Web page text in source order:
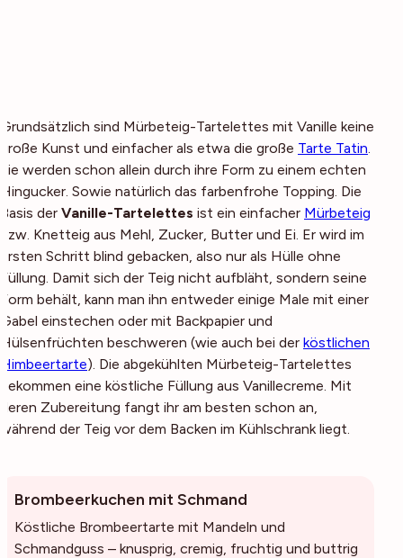
Grundsätzlich sind Mürbeteig-Tartelettes mit Vanille keine
große Kunst und einfacher als etwa die große Tarte Tatin.
Sie werden schon allein durch ihre Form zu einem echten
Hingucker. Sowie natürlich das farbenfrohe Topping. Die
Basis der Vanille-Tartelettes ist ein einfacher Mürbeteig
bzw. Knetteig aus Mehl, Zucker, Butter und Ei. Er wird im
ersten Schritt blind gebacken, also nur als Hülle ohne
Füllung. Damit sich der Teig nicht aufbläht, sondern seine
Form behält, kann man ihn entweder einige Male mit einer
Gabel einstechen oder mit Backpapier und
Hülsenfrüchten beschweren (wie auch bei der köstlichen
Himbeertarte). Die abgekühlten Mürbeteig-Tartelettes
bekommen eine köstliche Füllung aus Vanillecreme. Mit
deren Zubereitung fangt ihr am besten schon an,
während der Teig vor dem Backen im Kühlschrank liegt.
Brombeerkuchen mit Schmand
Köstliche Brombeertarte mit Mandeln und
Schmandguss – knusprig, cremig, fruchtig und buttrig